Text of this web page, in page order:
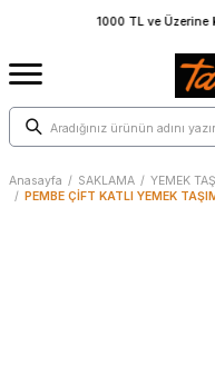
Anasayfa / SAKLAMA / YEMEK
/ PEMBE ÇİFT KATLI YEMEK